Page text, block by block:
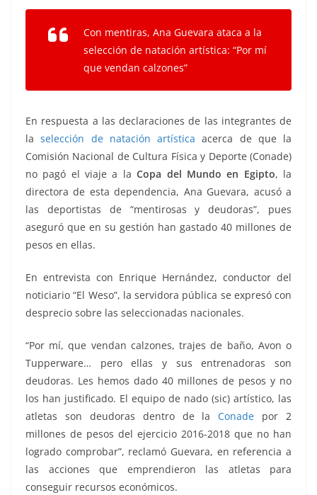
Con mentiras, Ana Guevara ataca a la
selección de natación artística: “Por mí
que vendan calzones”
En respuesta a las declaraciones de las integrantes de
la selección de natación artística acerca de que la
Comisión Nacional de Cultura Física y Deporte (Conade)
no pagó el viaje a laCopa del Mundo en Egipto, la
directora de esta dependencia, Ana Guevara, acusó a
las deportistas de “mentirosas y deudoras”, pues
aseguró que en su gestión han gastado 40 millones de
pesos en ellas.
En entrevista con Enrique Hernández, conductor del
noticiario “El Weso”, la servidora pública se expresó con
desprecio sobre las seleccionadas nacionales.
“Por mí, que vendan calzones, trajes de baño, Avon o
Tupperware… pero ellas y sus entrenadoras son
deudoras. Les hemos dado 40 millones de pesos y no
los han justificado. El equipo de nado (sic) artístico, las
atletas son deudoras dentro de la Conade por 2
millones de pesos del ejercicio 2016-2018 que no han
logrado comprobar”, reclamó Guevara, en referencia a
las acciones que emprendieron las atletas para
conseguir recursos económicos.